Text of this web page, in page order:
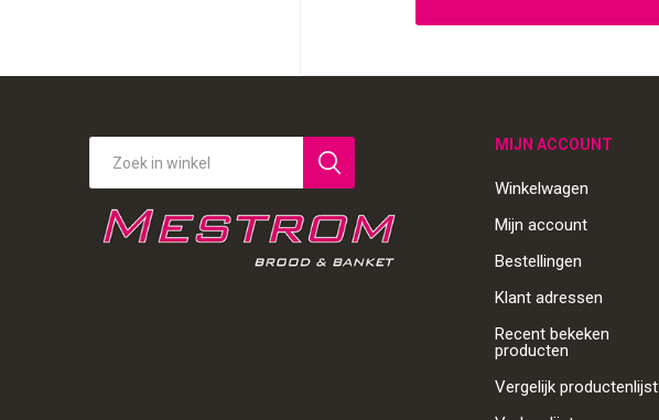
MIJN ACCOUNT
Winkelwagen
Mijn account
Bestellingen
Klant adressen
Recent bekeken
producten
Vergelijk productenlijst